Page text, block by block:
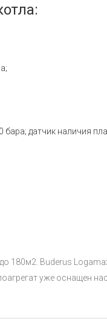
бара; датчик наличия
180м2. Buderus
уже оснащен